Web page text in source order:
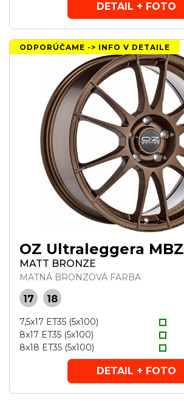
DETAIL + FOTO
ODPORÚČAME -> INFO V DETAILE
OZ Ultraleggera MBZ
MATT BRONZE
MATNÁ BRONZOVÁ FARBA
17 18
7,5x17 ET35 (5x100)
8x17 ET35 (5x100)
8x18 ET35 (5x100)
DETAIL + FOTO